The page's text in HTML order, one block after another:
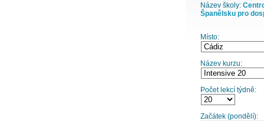
Název školy:
Španělsku pro
Místo:
Název kurzu:
Počet lekcí týdně:
Začátek (pondělí):